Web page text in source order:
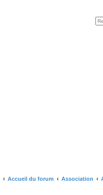
Accueil du forum Association